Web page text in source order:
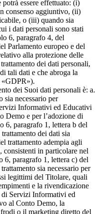
essere effettuato: (i)
consenso aggiuntivo, (ii)
o (iii) quando sia
i dati personali sono stati
6, paragrafo 4, del
Parlamento europeo e del
alla protezione delle
dei dati personali,
tali dati e che abroga la
dei Suoi dati personali è: a.
sia necessario per
Informativi ed Educativi
Demo e per l’adozione di
6, paragrafo 1, lettera b del
dei dati sia
trattamento adempia agli
in particolare nel
6, paragrafo 1, lettera c) del
sia necessario per
legittimi del Titolare, quali
e la rivendicazione
Servizi Informativi ed
al Conto Demo, la
o il marketing diretto del